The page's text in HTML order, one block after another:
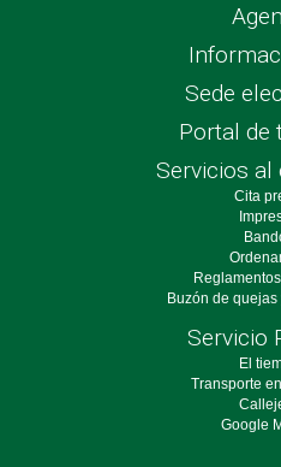
Sede
Portal de
Servicios al
Cita
Buzón de
Servicio
El
Transporte
Google